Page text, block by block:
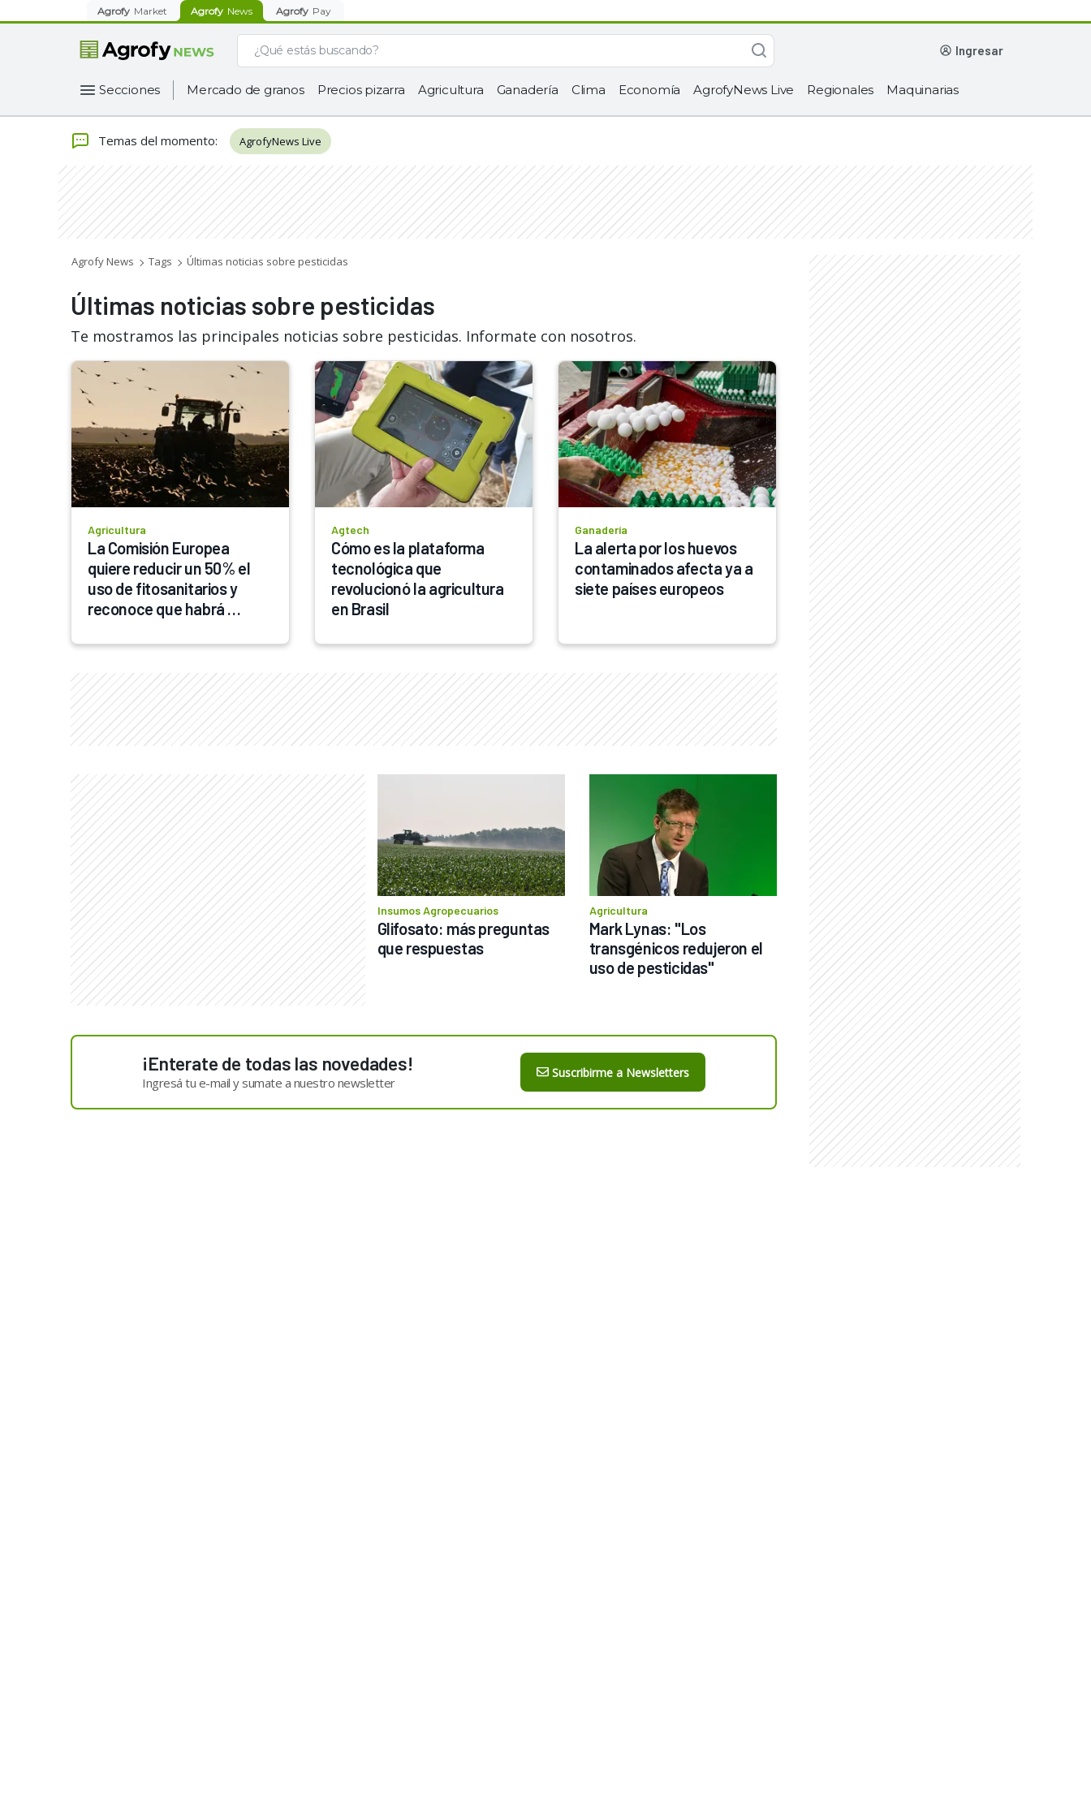
Agrofy Market Agrofy News Agrofy Pay
ingresar
Secciones Mercado de granos Precios pizarra Agricultura Ganadería Clima Economía AgrofyNews Live Regionales Maquinarias
Temas del momento: AgrofyNews Live
Agrofy News Tags Últimas noticias sobre pesticidas
Últimas noticias sobre pesticidas
Te mostramos las principales noticias sobre pesticidas. Informate con nosotros.
Agricultura
La Comisión Europea
quiere reducir un 50% el
uso de fitosanitarios y
reconoce que habrá
Agtech
Cómo es la plataforma
tecnológica que
revolucionó la agricultura
en Brasil
Ganadería
La alerta por los huevos
contaminados afecta ya a
siete países europeos
Insumos Agropecuarios
Glifosato: más preguntas
que respuestas
Agricultura
Mark Lynas: "Los
transgénicos redujeron el
uso de pesticidas"
¡Enterate de todas las novedades!
Ingresá tu e-mail y sumate a nuestro newsletter
Suscribirme a Newsletters